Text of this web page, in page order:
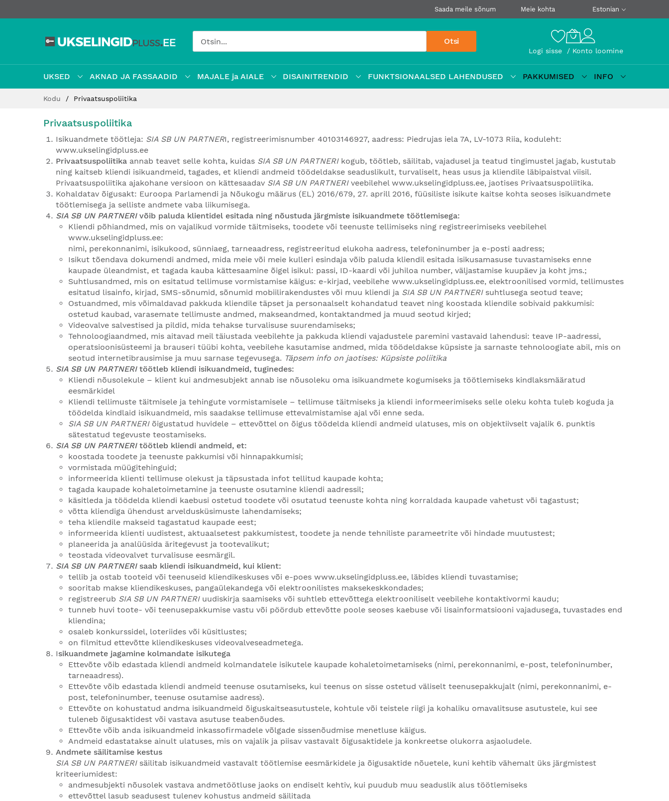
Saada meile sõnum Meie kohta Estonian
Otsi
Logi sisse Konto loomine
UKSED AKNAD JA FASSAADID MAJALE ja AIALE DISAINITRENDID FUNKTSIONAALSED LAHENDUSED PAKKUMISED
INFO
Kodu Privaatsuspoliitika
Privaatsuspoliitika
Isikuandmete töötleja: SIA SB UN PARTNERI, registreerimisnumber 40103146927, aadress: Piedrujas iela 7A, LV-1073 Riia, koduleht:
www.ukselingidpluss.ee
Privaatsuspoliitika annab teavet selle kohta, kuidas SIA SB UN PARTNERIkogub, töötleb, säilitab, vajadusel ja teatud tingimustel jagab, kustutab
ning kaitseb kliendi isikuandmeid, tagades, et kliendi andmeid töödeldakse seaduslikult, turvaliselt, heas usus ja kliendile läbipaistval viisil.
Privaatsuspoliitika ajakohane versioon on kättesaadav SIA SB UN PARTNERI veebilehel www.ukselingidpluss.ee, jaotises Privaatsuspoliitika.
Kohaldatav õigusakt: Euroopa Parlamendi ja Nõukogu määrus (EL) 2016/679, 27. aprill 2016, füüsiliste isikute kaitse kohta seoses isikuandmete
töötlemisega ja selliste andmete vaba liikumisega.
SIA SB UN PARTNERIvõib paluda klientidel esitada ning nõustuda järgmiste isikuandmete töötlemisega:
Kliendi põhiandmed, mis on vajalikud vormide täitmiseks, toodete või teenuste tellimiseks ning registreerimiseks veebilehel
www.ukselingidpluss.ee:
nimi, perekonnanimi, isikukood, sünniaeg, tarneaadress, registreeritud elukoha aadress, telefoninumber ja e-posti aadress;
Isikut tõendava dokumendi andmed, mida meie või meie kulleri esindaja võib paluda kliendil esitada isikusamasuse tuvastamiseks enne
kaupade üleandmist, et tagada kauba kättesaamine õigel isikul: passi, ID-kaardi või juhiloa number, väljastamise kuupäev ja koht jms.;
Suhtlusandmed, mis on esitatud tellimuse vormistamise käigus: e-kirjad, veebilehe www.ukselingidpluss.ee, elektroonilised vormid, tellimustes
esitatud lisainfo, kirjad, SMS-sõnumid, sõnumid mobiilirakendustes või muu kliendi ja SIA SB UN PARTNERIsuhtlusega seotud teave;
Ostuandmed, mis võimaldavad pakkuda kliendile täpset ja personaalselt kohandatud teavet ning koostada kliendile sobivaid pakkumisi:
ostetud kaubad, varasemate tellimuste andmed, makseandmed, kontaktandmed ja muud seotud kirjed;
Videovalve salvestised ja pildid, mida tehakse turvalisuse suurendamiseks;
Tehnoloogiaandmed, mis aitavad meil täiustada veebilehte ja pakkuda kliendi vajadustele paremini vastavaid lahendusi: teave IP-aadressi,
operatsioonisüsteemi ja brauseri tüübi kohta, veebilehe kasutamise andmed, mida töödeldakse küpsiste ja sarnaste tehnoloogiate abil, mis on
seotud internetibrausimise ja muu sarnase tegevusega. Täpsem info on jaotises: Küpsiste poliitika
SIA SB UN PARTNERItöötleb kliendi isikuandmeid, tuginedes:
Kliendi nõusolekule – klient kui andmesubjekt annab ise nõusoleku oma isikuandmete kogumiseks ja töötlemiseks kindlaksmääratud
eesmärkidel
Kliendi tellimuste täitmisele ja tehingute vormistamisele – tellimuse täitmiseks ja kliendi informeerimiseks selle oleku kohta tuleb koguda ja
töödelda kindlaid isikuandmeid, mis saadakse tellimuse ettevalmistamise ajal või enne seda.
SIA SB UN PARTNERIõigustatud huvidele – ettevõttel on õigus töödelda kliendi andmeid ulatuses, mis on objektiivselt vajalik 6. punktis
sätestatud tegevuste teostamiseks.
SIA SB UN PARTNERI töötleb kliendi andmeid, et:
koostada toodete ja teenuste pakkumisi või hinnapakkumisi;
vormistada müügitehinguid;
informeerida klienti tellimuse olekust ja täpsustada infot tellitud kaupade kohta;
tagada kaupade kohaletoimetamine ja teenuste osutamine kliendi aadressil;
käsitleda ja töödelda kliendi kaebusi ostetud toodete või osutatud teenuste kohta ning korraldada kaupade vahetust või tagastust;
võtta kliendiga ühendust arveldusküsimuste lahendamiseks;
teha kliendile makseid tagastatud kaupade eest;
informeerida klienti uudistest, aktuaalsetest pakkumistest, toodete ja nende tehniliste parameetrite või hindade muutustest;
planeerida ja analüüsida äritegevust ja tootevalikut;
teostada videovalvet turvalisuse eesmärgil.
SIA SB UN PARTNERI saab kliendi isikuandmeid, kui klient:
tellib ja ostab tooteid või teenuseid kliendikeskuses või e-poes www.ukselingidpluss.ee, läbides kliendi tuvastamise;
sooritab makse kliendikeskuses, pangaülekandega või elektroonilistes maksekeskkondades;
registreerub SIA SB UN PARTNERIuudiskirja saamiseks või suhtleb ettevõttega elektrooniliselt veebilehe kontaktivormi kaudu;
tunneb huvi toote- või teenusepakkumise vastu või pöördub ettevõtte poole seoses kaebuse või lisainformatsiooni vajadusega, tuvastades end
kliendina;
osaleb konkurssidel, loteriides või küsitlustes;
on filmitud ettevõtte kliendikeskuses videovalveseadmetega.
Isikuandmete jagamine kolmandate isikutega
Ettevõte võib edastada kliendi andmeid kolmandatele isikutele kaupade kohaletoimetamiseks (nimi, perekonnanimi, e-post, telefoninumber,
tarneaadress).
Ettevõte võib edastada kliendi andmeid teenuse osutamiseks, kui teenus on sisse ostetud väliselt teenusepakkujalt (nimi, perekonnanimi, e-
post, telefoninumber, teenuse osutamise aadress).
Ettevõte on kohustatud andma isikuandmeid õiguskaitseasutustele, kohtule või teistele riigi ja kohaliku omavalitsuse asutustele, kui see
tuleneb õigusaktidest või vastava asutuse teabenõudes.
Ettevõte võib anda isikuandmeid inkassofirmadele võlgade sissenõudmise menetluse käigus.
Andmeid edastatakse ainult ulatuses, mis on vajalik ja piisav vastavalt õigusaktidele ja konkreetse olukorra asjaoludele.
Andmete säilitamise kestus
SIA SB UN PARTNERIsäilitab isikuandmeid vastavalt töötlemise eesmärkidele ja õigusaktide nõuetele, kuni kehtib vähemalt üks järgmistest
kriteeriumidest:
andmesubjekti nõusolek vastava andmetöötluse jaoks on endiselt kehtiv, kui puudub muu seaduslik alus töötlemiseks
ettevõttel lasub seadusest tulenev kohustus andmeid säilitada